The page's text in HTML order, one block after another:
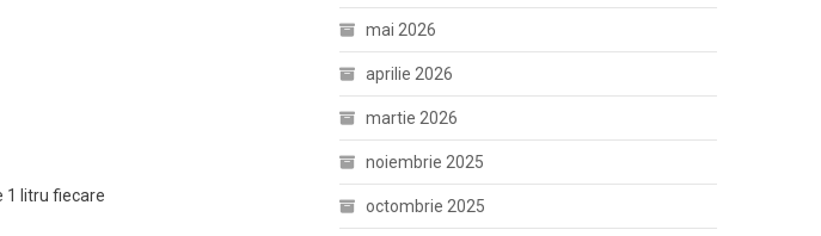
1 litru fiecare
mai 2026
aprilie 2026
martie 2026
noiembrie 2025
octombrie 2025